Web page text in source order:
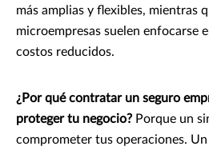
más amplias y flexibles, mientras
microempresas suelen enfocarse
costos reducidos.
¿Por qué contratar un seguro
proteger tu negocio? Porque un
comprometer tus operaciones. Un